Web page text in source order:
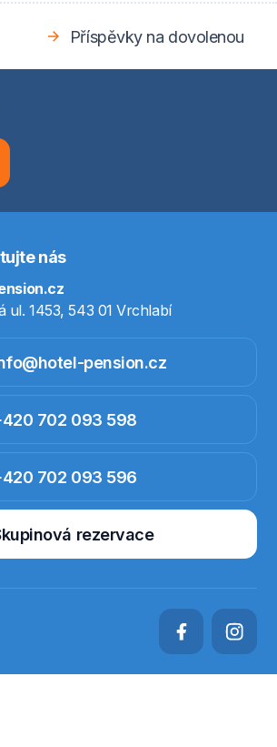
Příspěvky na dovolenou
nás
ul. 1453, 543 01 Vrchlabí
pension.cz
702 093 598
702 093 596
rezervace